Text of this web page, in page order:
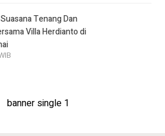
Tenang Dan
Villa Herdianto di